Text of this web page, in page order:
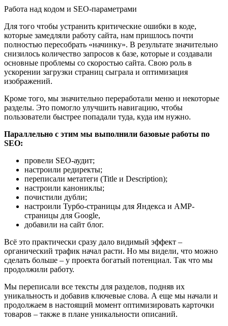
Работа над кодом и SEO-параметрами
Для того чтобы устранить критические ошибки в коде,
которые замедляли работу сайта, нам пришлось почти
полностью пересобрать «начинку». В результате значительно
снизилось количество запросов к базе, которые и создавали
основные проблемы со скоростью сайта. Свою роль в
ускорении загрузки страниц сыграла и оптимизация
изображений.
Кроме того, мы значительно переработали меню и некоторые
разделы. Это помогло улучшить навигацию, чтобы
пользователи быстрее попадали туда, куда им нужно.
Параллельно с этим мы выполнили базовые работы по
SEO:
провели SEO-аудит;
настроили редиректы;
переписали метатеги (Title и Description);
настроили канониклы;
почистили дубли;
настроили Турбо-страницы для Яндекса и AMP-
страницы для Google,
добавили на сайт блог.
Всё это практически сразу дало видимый эффект –
органический трафик начал расти. Но мы видели, что можно
сделать больше – у проекта богатый потенциал. Так что мы
продолжили работу.
Мы переписали все тексты для разделов, подняв их
уникальность и добавив ключевые слова. А еще мы начали и
продолжаем в настоящий момент оптимизировать карточки
товаров – также в плане уникальности описаний.